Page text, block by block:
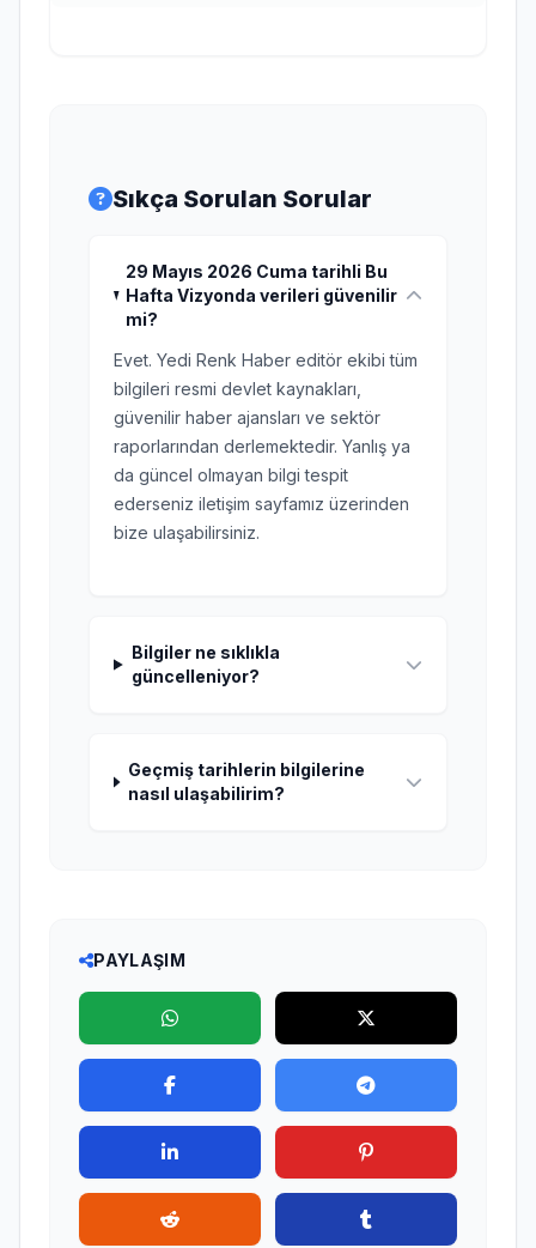
Sıkça Sorulan Sorular
29 Mayıs 2026 Cuma tarihli Bu
Hafta Vizyonda verileri güvenilir
mi?
Evet. Yedi Renk Haber editör ekibi tüm
bilgileri resmi devlet kaynakları,
güvenilir haber ajansları ve sektör
raporlarından derlemektedir. Yanlış ya
da güncel olmayan bilgi tespit
ederseniz iletişim sayfamız üzerinden
bize ulaşabilirsiniz.
Bilgiler ne sıklıkla
güncelleniyor?
Geçmiş tarihlerin bilgilerine
nasıl ulaşabilirim?
PAYLAŞIM